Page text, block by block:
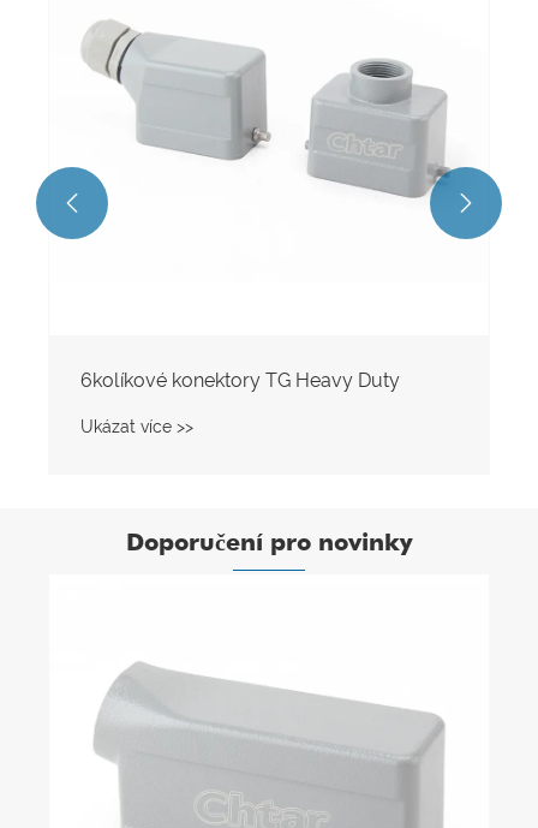
6kolíkové konektory TG Heavy Duty
Ukázat více >>
 
Doporučení pro novinky